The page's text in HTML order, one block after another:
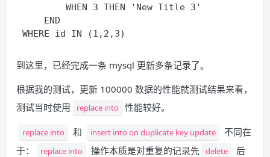
WHEN 3 THEN 'New Title 3'
END
到这里，已经完成一条 mysql 更新多条记录了。
根据我的测试，更新 100000 数据的性能就测试结果来看，
测试当时使用
replace into 性能较好。
replace into 和 insert into on duplicate key update
不同在
于：
replace into 操作本质是对重复的记录先 delete 后